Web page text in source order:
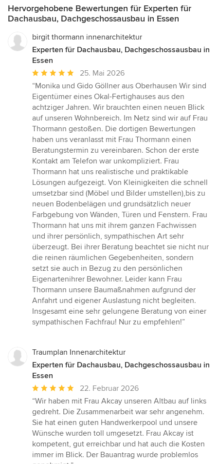
Hervorgehobene Bewertungen für Experten für
Dachausbau, Dachgeschossausbau in Essen
birgit thormann innenarchitektur
Experten für Dachausbau, Dachgeschossausbau in
Essen
Durchschnittliche
Bewertung:
5
von
5
Sternen
25. Mai 2026
“Monika und Gido Göllner aus Oberhausen Wir sind
Eigentümer eines Okal-Fertighauses aus den
achtziger Jahren. Wir brauchten einen neuen Blick
auf unseren Wohnbereich. Im Netz sind wir auf Frau
Thormann gestoßen. Die dortigen Bewertungen
haben uns veranlasst mit Frau Thormann einen
Beratungstermin zu vereinbaren. Schon der erste
Kontakt am Telefon war unkompliziert. Frau
Thormann hat uns realistische und praktikable
Lösungen aufgezeigt. Von Kleinigkeiten die schnell
umsetzbar sind (Möbel und Bilder umstellen),bis zu
neuen Bodenbelägen und grundsätzlich neuer
Farbgebung von Wänden, Türen und Fenstern. Frau
Thormann hat uns mit ihrem ganzen Fachwissen
und ihrer persönlich, sympathischen Art sehr
überzeugt. Bei ihrer Beratung beachtet sie nicht nur
die reinen räumlichen Gegebenheiten, sondern
setzt sie auch in Bezug zu den persönlichen
Eigenartenihrer Bewohner. Leider kann Frau
Thormann unsere Baumaßnahmen aufgrund der
Anfahrt und eigener Auslastung nicht begleiten.
Insgesamt eine sehr gelungene Beratung von einer
sympathischen Fachfrau! Nur zu empfehlen!”
Traumplan Innenarchitektur
Experten für Dachausbau, Dachgeschossausbau in
Essen
Durchschnittliche
Bewertung:
5
von
5
Sternen
22. Februar 2026
“Wir haben mit Frau Akcay unseren Altbau auf links
gedreht. Die Zusammenarbeit war sehr angenehm.
Sie hat einen guten Handwerkerpool und unsere
Wünsche wurden toll umgesetzt. Frau Akcay ist
kompetent, gut erreichbar und hat auch die Kosten
immer im Blick. Der Bauantrag wurde problemlos